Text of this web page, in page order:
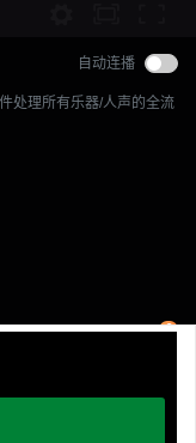
自动连播
处理所有乐器/人声的全流